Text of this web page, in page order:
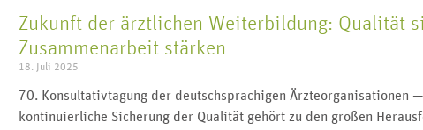
Zukunft der ärztlichen Weiterbildung: Qualität
Zusammenarbeit stärken
18. Juli 2025
70. Konsultativtagung der deutschsprachigen Ärzteorganisationen
kontinuierliche Sicherung der Qualität gehört zu den großen